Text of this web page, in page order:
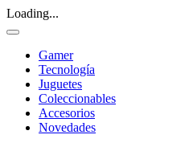
Loading...
Gamer
Tecnología
Juguetes
Coleccionables
Accesorios
Novedades